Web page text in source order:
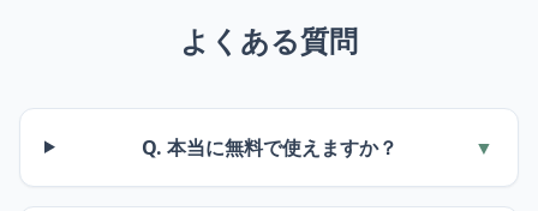
よくある質問
Q. 本当に無料で使えますか？ ▼